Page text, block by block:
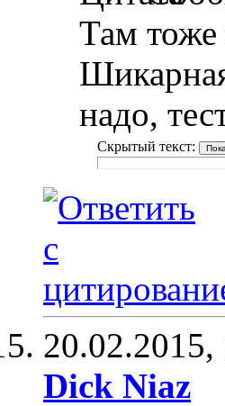
Там тоже
надо,
Скрытый текст:
20.02.2015,
Dick Niaz